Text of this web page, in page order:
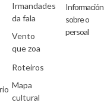
Irmandades
da fala
Vento
que zoa
Roteiros
Mapa
cultural
Información
sobre o
persoal